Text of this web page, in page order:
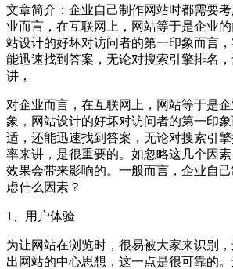
文章简介： 企业自己制作网站时都需要
业而言，在互联网上，网站等于是企业
站设计的好坏对访问者的第一印象而言
能迅速找到答案，无论对搜索引擎排名
讲，
对企业而言，在互联网上，网站等于是
象，网站设计的好坏对访问者的第一印
适，还能迅速找到答案，无论对搜索引
率来讲，是很重要的。如忽略这几个因
效果会带来影响的。一般而言，企业自
虑什么因素？
1、用户体验
为让网站在浏览时，很易被大家来识别
出网站的中心思想，这一点是很可靠的